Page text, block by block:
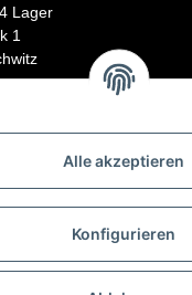
Alle akzeptieren
Konfigurieren
Lager
1
nach Terminvereinbarung.
Vertrag widerrufen